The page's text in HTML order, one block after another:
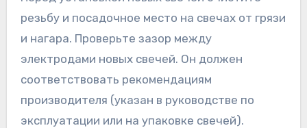
резьбу и посадочное место на свечах от грязи
и нагара. Проверьте зазор между
электродами новых свечей. Он должен
соответствовать рекомендациям
производителя (указан в руководстве по
эксплуатации или на упаковке свечей).